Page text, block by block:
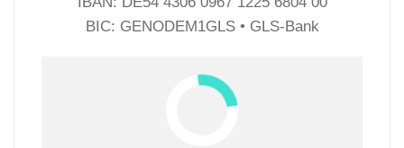
BIC: GENODEM1GLS • GLS-Bank